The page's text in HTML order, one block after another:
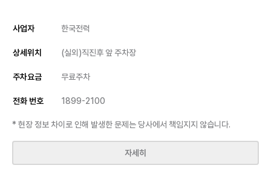
사업자 한국전력
상세위치 (실외)직진후 앞 주차장
주차요금 무료주차
전화 번호 1899-2100
* 현장 정보 차이로 인해 발생한 문제는 당사에서 책임지지 않습니다.
자세히